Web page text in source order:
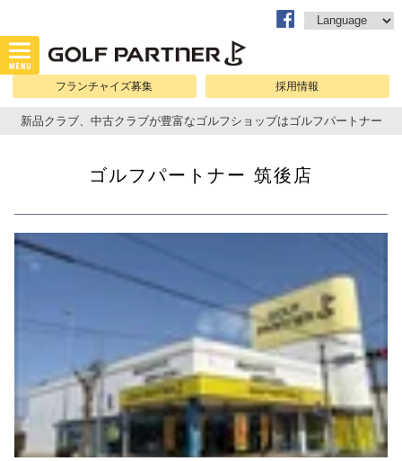
フランチャイズ募集 採用情報
新品クラブ、中古クラブが豊富なゴルフショップはゴルフパートナー
ゴルフパートナー 筑後店